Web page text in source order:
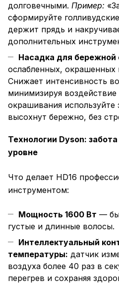
долговечными. Пример:
сформируйте
держит прядь и
дополнительных
Насадка для бережной
ослабленных, окрашенных
Снижает интенсивность
минимизируя воздействие
окрашивания
высохнут бережно, без
Технологии Dyson:
уровне
Что делает HD16
инструментом:
Мощность 1600 Вт —
густые и длинные волосы.
Интеллектуальный
температуры: датчик
воздуха более 40 раз в
перегрев и сохраняя